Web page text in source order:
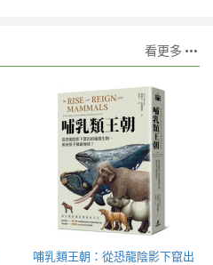
看更多
哺乳類王朝：從恐龍陰影下竄出